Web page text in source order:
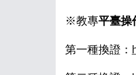
※教專平臺操
第一種換證：